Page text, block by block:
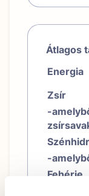
Átlagos
Energia
Zsír
-
-
Fehérje